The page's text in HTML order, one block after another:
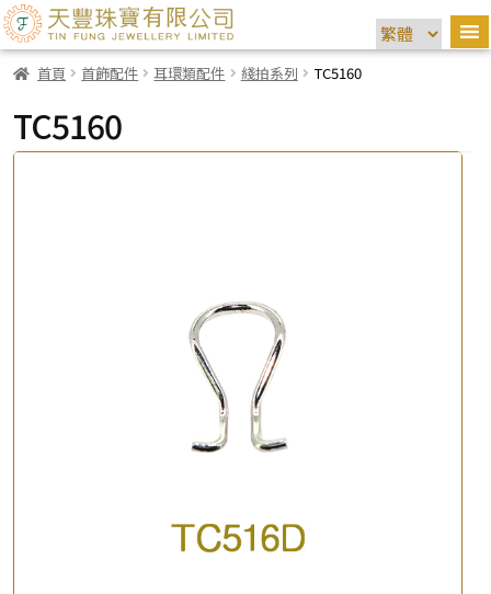
首頁 首飾配件 耳環類配件 綫拍系列 TC5160
TC5160